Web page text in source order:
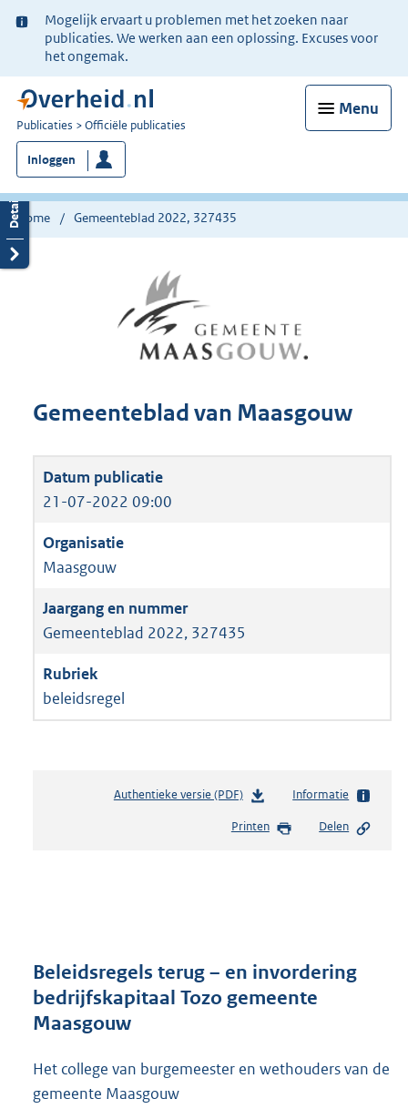
Ter
informatie:
Mogelijk ervaart u problemen met het zoeken naar
publicaties. We werken aan een oplossing. Excuses voor
het ongemak.
Menu
U
bent
nu
hier:
Publicaties Officiële publicaties
Inloggen
Home Gemeenteblad 2022, 327435
Gemeenteblad van Maasgouw
21-07-2022 09:00
Maasgouw
Gemeenteblad 2022, 327435
beleidsregel
Authentieke versie (PDF)b
s
r
o
Informatie
Printen Delen
Beleidsregels terug – en invordering
bedrijfskapitaal Tozo gemeente
Maasgouw
Het college van burgemeester en wethouders van de
gemeente Maasgouw